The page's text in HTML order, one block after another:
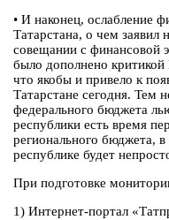
• И наконец, ослабление
Татарстана, о чем заявил
совещании с финансовой
было дополнено
что якобы и привело к
Татарстане сегодня. Тем
федерального бюджета
республики есть время
регионального бюджета,
республике будет
При подготовке
1) Интернет-портал